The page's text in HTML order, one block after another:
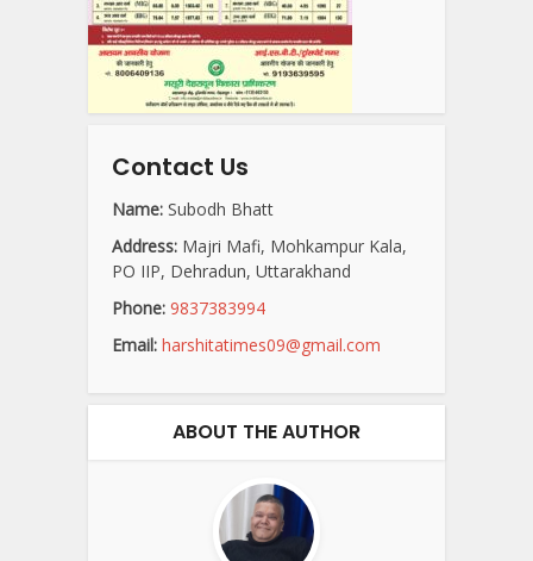
Contact Us
Name: Subodh Bhatt
Address: Majri Mafi, Mohkampur Kala,
PO IIP, Dehradun, Uttarakhand
Phone: 9837383994
Email: harshitatimes09@gmail.com
ABOUT THE AUTHOR